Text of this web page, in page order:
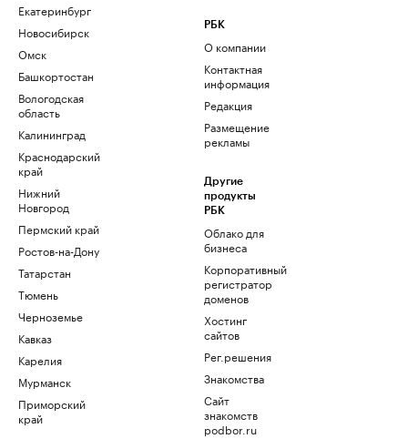
Екатеринбург
Новосибирск
Омск
Башкортостан
Вологодская
область
Калининград
Краснодарский
край
Нижний
Новгород
Пермский край
Ростов-на-Дону
Татарстан
Тюмень
Черноземье
Кавказ
Карелия
Мурманск
Приморский
край
РБК
О компании
Контактная
информация
Редакция
Размещение
рекламы
Другие
продукты
РБК
Облако для
бизнеса
Корпоративный
регистратор
доменов
Хостинг
сайтов
Рег.решения
Знакомства
Сайт
знакомств
podbor.ru